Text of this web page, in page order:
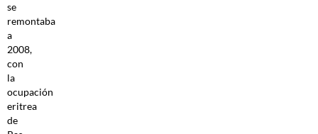
se
remontaba
a
2008,
con
la
ocupación
eritrea
de